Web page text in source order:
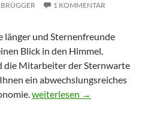
1 KOMMENTAR
länger und Sternenfreunde
Blick in den Himmel.
die Mitarbeiter der Sternwarte
ein abwechslungsreiches
Veranstaltungs-Flyer
weiterlesen →